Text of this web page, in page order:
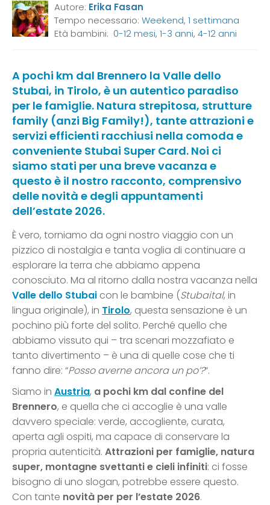
Autore: Erika Fasan
Tempo necessario: Weekend, 1 settimana
Età bambini: 0-12 mesi, 1-3 anni, 4-12 anni
A pochi km dal Brennero la Valle dello
Stubai, in Tirolo, è un autentico paradiso
per le famiglie. Natura strepitosa, strutture
family (anzi Big Family!), tante attrazioni e
servizi efficienti racchiusi nella comoda e
conveniente Stubai Super Card. Noi ci
siamo stati per una breve vacanza e
questo è il nostro racconto, comprensivo
delle novità e degli appuntamenti
dell’estate 2026.
È vero, torniamo da ogni nostro viaggio con un
pizzico di nostalgia e tanta voglia di continuare a
esplorare la terra che abbiamo appena
conosciuto. Ma al ritorno dalla nostra vacanza nella
Valle dello Stubai con le bambine (Stubaital, in
lingua originale), in Tirolo, questa sensazione è un
pochino più forte del solito. Perché quello che
abbiamo vissuto qui – tra scenari mozzafiato e
tanto divertimento – è una di quelle cose che ti
fanno dire: “Posso averne ancora un po’?“.
Siamo in Austria, a pochi km dal confine del
Brennero, e quella che ci accoglie è una valle
davvero speciale: verde, accogliente, curata,
aperta agli ospiti, ma capace di conservare la
propria autenticità. Attrazioni per famiglie, natura
super, montagne svettanti e cieli infiniti: ci fosse
bisogno di uno slogan, potrebbe essere questo.
Con tante novità per per l’estate 2026.